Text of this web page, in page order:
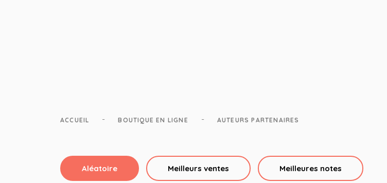
ACCUEIL - BOUTIQUE EN LIGNE - AUTEURS PARTENAIRES
Aléatoire Meilleurs ventes Meilleures notes